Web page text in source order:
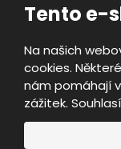
Tento e-
Na našich
cookies.
nám pomáhají
zážitek.
© 2026, ESAKO
Mapa stránek
Vyrobila